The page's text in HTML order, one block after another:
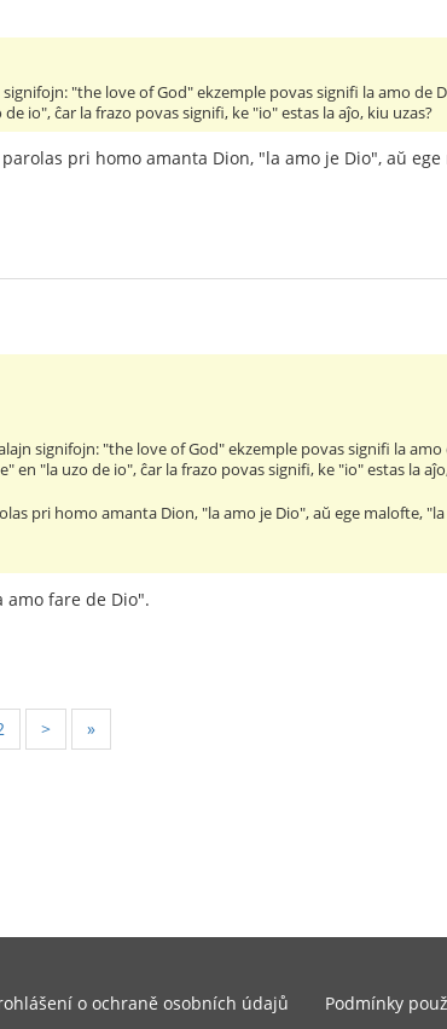
"the love of God" ekzemple povas signifi la amo de
io", ĉar la frazo povas signifi, ke "io" estas la aĵo, kiu uzas?
pri homo amanta Dion, "la amo je Dio", aŭ
signifojn: "the love of God" ekzemple povas signifi la amo
en "la uzo de io", ĉar la frazo povas signifi, ke "io" estas la
pri homo amanta Dion, "la amo je Dio", aŭ ege malofte,
amo fare de Dio".
> »
o ochraně osobních údajů Podmínky